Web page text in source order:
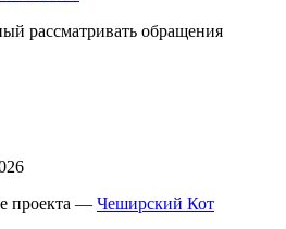
рассматривать обращения
проекта — Чеширский Кот